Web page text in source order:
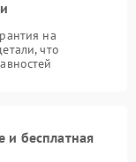
на
что
и бесплатная